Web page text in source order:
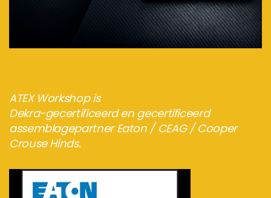
Bezoek de webshop
ATEX Workshop is
Dekra-gecertificeerd en gecertificeerd
assemblagepartner Eaton / CEAG / Cooper
Crouse Hinds.